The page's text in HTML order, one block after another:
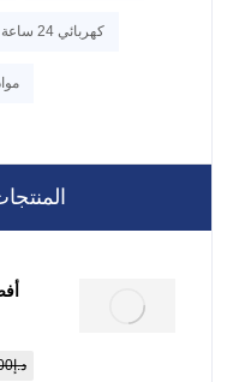
كهربائي 24 ساعة
د.إ